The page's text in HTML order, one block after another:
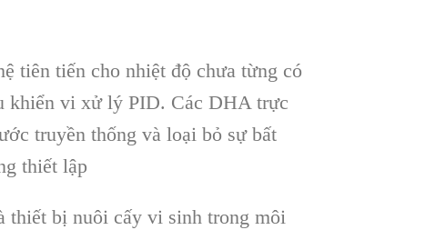
tiên tiến cho nhiệt độ chưa từng có
khiển vi xử lý PID. Các DHA trực
truyền thống và loại bỏ sự bất
thiết lập
bị nuôi cấy vi sinh trong môi